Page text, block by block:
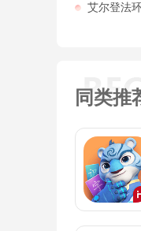
艾尔登法
同类推